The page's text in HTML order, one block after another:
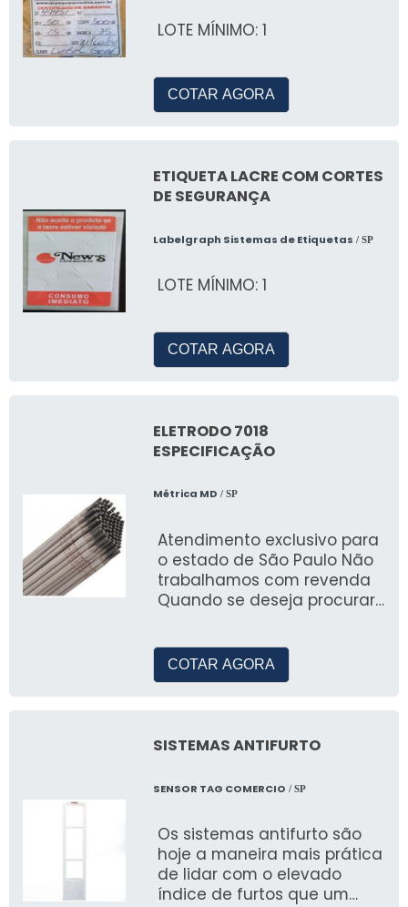
LOTE MÍNIMO: 1
COTAR AGORA
ETIQUETA LACRE COM CORTES
DE SEGURANÇA
Labelgraph Sistemas de Etiquetas / SP
LOTE MÍNIMO: 1
COTAR AGORA
ELETRODO 7018
ESPECIFICAÇÃO
Métrica MD / SP
Atendimento exclusivo para
o estado de São Paulo Não
trabalhamos com revenda
Quando se deseja procurar
COTAR AGORA
SISTEMAS ANTIFURTO
SENSOR TAG COMERCIO / SP
Os sistemas antifurto são
hoje a maneira mais prática
de lidar com o elevado
índice de furtos que um